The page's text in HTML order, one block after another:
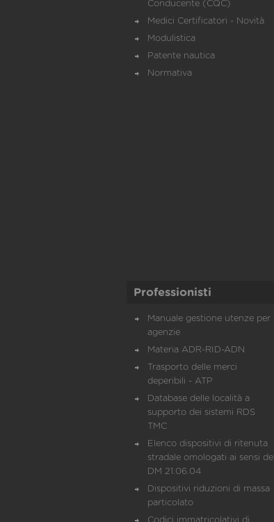
Conducente (CQC)
Medici Certificatori - Novità
Modulistica
Patente nautica
Normativa
Professionisti
Manuale gestione utenze per
agenzie
Materia ADR-RID-ADN
Trasporto delle merci
deperibili - ATP
Database delle località a
supporto dei sistemi RDS
TMC
Elenco dispositivi di ritenuta
stradale omologati ai sensi del
DM 21.06.04
Dispositivi riduzioni di massa
particolato